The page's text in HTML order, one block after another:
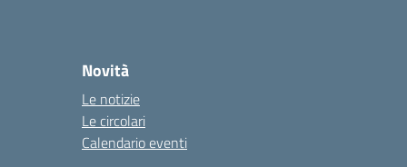
Novità
Le notizie
Le circolari
Calendario eventi